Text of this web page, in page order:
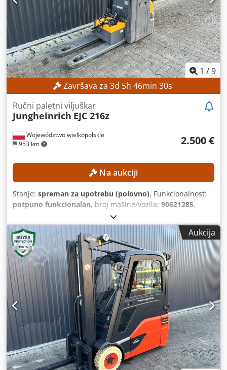
ventili: 3./4. ventil na nosaču viljuške Radni sati: 15.254 h
OPREMA Triplex jarbol sa visinom slobodnog podizanja
3./4. hidraulični ventil na nosaču viljuške Punjač Eksterna
referenca: SL9789SP
1 /9
Završava za 3d 5h 46min 28s
Województwo wielkopolskie
953 km
Ručni paletni viljuškar
Jungheinrich EJC 216z
2.500 €
Na aukciji
Stanje: spreman za upotrebu (polovno), Funkcionalnost:
potpuno funkcionalan, broj mašine/vozila: 90621285,
, radni sati:
2.800 mm, građevinska visina:1.950 mm, Nema
minimalne cene – zagarantovana prodaja po najvišoj
ponudi! TEHNIČKE KARAKTERISTIKE Visina podizanja: 2.800
mm Visina konstrukcije: 1.950 mm KARAKTERISTIKE
MAŠINE Tip jarbola: Standardni jarbol Tip baterije: Litijum-
jonska baterija Dkjdpfjzrlw Aox Amtor Radni sati: 560 sati
OPREMA Početno podizanje Punjač Eksterna referenca:
SL1145SP
Aukcija